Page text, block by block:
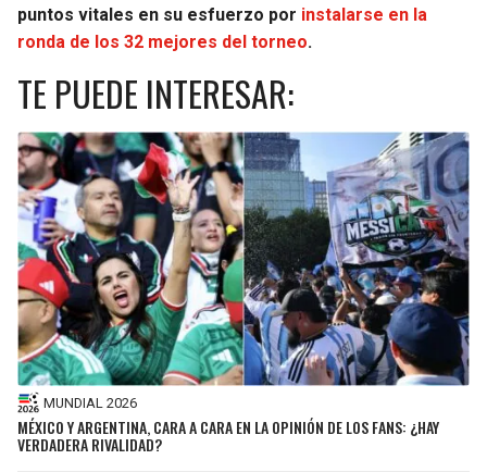
puntos vitales en su esfuerzo por instalarse en la
ronda de los 32 mejores del torneo.
TE PUEDE INTERESAR:
MUNDIAL 2026
MÉXICO Y ARGENTINA, CARA A CARA EN LA OPINIÓN DE LOS FANS: ¿HAY
VERDADERA RIVALIDAD?